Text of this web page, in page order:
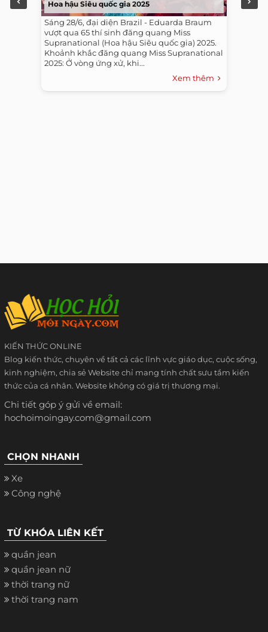
Hoa hậu Siêu quốc gia 2025
Sáng 28/6, đại diện Brazil - Eduarda Braum
vượt qua 65 thí sinh đăng quang Miss
Supranational (Hoa hậu Siêu quốc gia) 2025.
Khoảnh khắc đăng quang Miss Supranational
2025: Ở vòng ứng xử, khi...
Xem thêm
KIẾN THỨC ONLINE
Blog kiến thức, chuyên về tất cả các lĩnh vực giáo dục, cuộc sống,
kinh nghiệm, chia sẻ Website chỉ mang tính chất sưu tầm kiến
thức của cá nhân. Website không có giá trị thương mại.
Chi tiết góp ý gửi về email:
hochoimoingay.com@gmail.com
CHỌN NHANH
Xe
Công nghệ
TỪ KHÓA LIÊN KẾT
quần jean
quần jean nữ
thời trang nữ
thời trang nam